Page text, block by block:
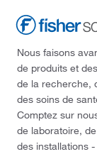
Nous faisons
de produits et
de la recherche,
des soins de
Comptez sur
de laboratoire,
des installations